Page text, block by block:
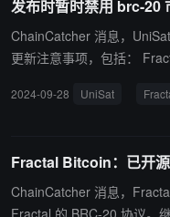
实证明，UniSat 在标准化
发布时暂时禁用 brc-20
ChainCatcher 消息，
更新注意事项，包括： Fractal 的 brc-20 将识别 PizzaSwap 模块事
致； 强烈建议支持 Fractal
服务提供商应与提款铭文事
文是否有效。 ChainCatcher 此前报道，据官方公告，UniSat 表示 Pi
zzaSwap 将于 9 月 30 日
2024-09-28 UniSat
Fractal Bitcoin：已开
ChainCatcher 消息，
Fractal 的 BRC-20 协议。